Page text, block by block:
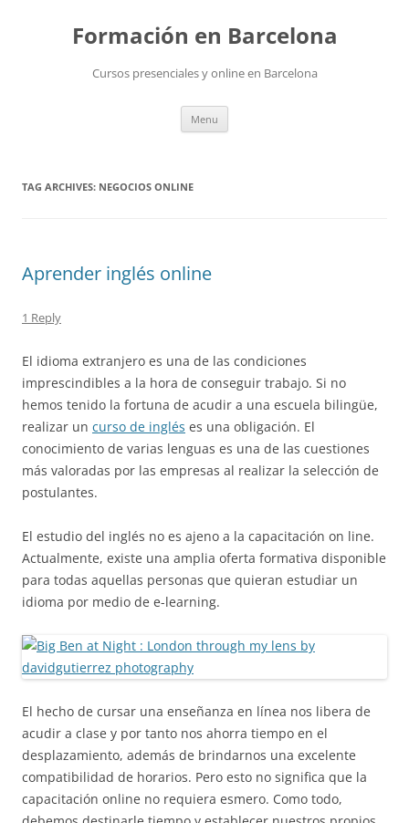
Formación en Barcelona
Cursos presenciales y online en Barcelona
Menu
TAG ARCHIVES: NEGOCIOS ONLINE
Aprender inglés online
1 Reply
El idioma extranjero es una de las condiciones
imprescindibles a la hora de conseguir trabajo. Si no
hemos tenido la fortuna de acudir a una escuela bilingüe,
realizar un curso de inglés es una obligación. El
conocimiento de varias lenguas es una de las cuestiones
más valoradas por las empresas al realizar la selección de
postulantes.
El estudio del inglés no es ajeno a la capacitación on line.
Actualmente, existe una amplia oferta formativa disponible
para todas aquellas personas que quieran estudiar un
idioma por medio de e-learning.
El hecho de cursar una enseñanza en línea nos libera de
acudir a clase y por tanto nos ahorra tiempo en el
desplazamiento, además de brindarnos una excelente
compatibilidad de horarios. Pero esto no significa que la
capacitación online no requiera esmero. Como todo,